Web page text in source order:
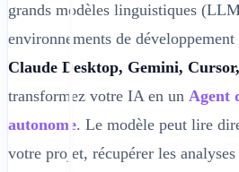
grands modèles linguistiques
environnements de développement
Claude Desktop, Gemini, Cursor,
transformez votre IA en un Agent
autonome. Le modèle peut lire
votre projet, récupérer les